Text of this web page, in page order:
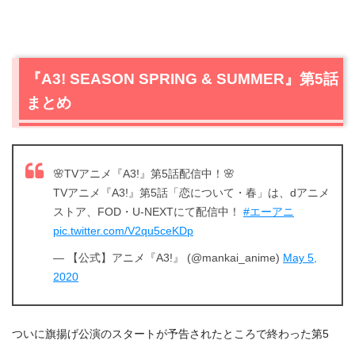
『A3! SEASON SPRING & SUMMER』第5話
まとめ
🌸TVアニメ『A3!』第5話配信中！🌸
TVアニメ『A3!』第5話「恋について・春」は、dアニメ
ストア、FOD・U-NEXTにて配信中！ #エーアニ
pic.twitter.com/V2qu5ceKDp
— 【公式】アニメ『A3!』 (@mankai_anime) May 5,
2020
ついに旗揚げ公演のスタートが予告されたところで終わった第5